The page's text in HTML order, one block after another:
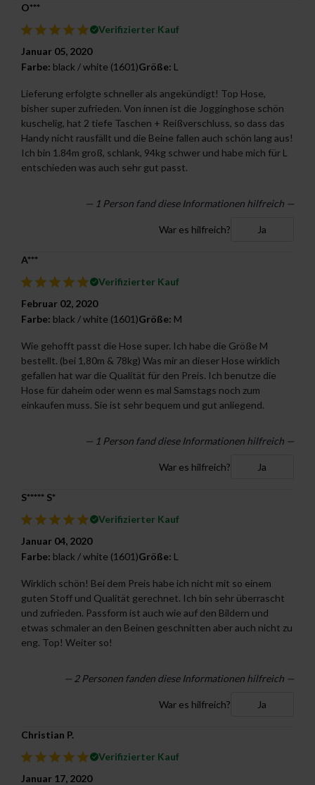
O***
Verifizierter Kauf
Januar 05, 2020
Farbe: black / white (1601)Größe: L
Lieferung erfolgte schneller als angekündigt! Top Hose,
bisher super zufrieden. Von innen ist die Jogginghose schön
kuschelig, hat 2 tiefe Taschen + Reißverschluss, so dass das
Handy nicht rausfällt und die Beine fallen auch schön lang aus!
Ich bin 1.84m groß, schlank, 94kg schwer und habe mich für L
entschieden was auch sehr gut passt.
— 1 Person fand diese Informationen hilfreich —
War es hilfreich? Ja
A***
Verifizierter Kauf
Februar 02, 2020
Farbe: black / white (1601)Größe: M
Wie gehofft passt die Hose super. Ich habe die Größe M
bestellt. (bei 1,80m & 78kg) Was mir an dieser Hose wirklich
gefallen hat war die Qualität für den Preis. Ich benutze die
Hose für daheim oder wenn es mal Samstags noch zum
einkaufen muss. Sie ist sehr bequem und gut anliegend.
— 1 Person fand diese Informationen hilfreich —
War es hilfreich? Ja
S***** S*
Verifizierter Kauf
Januar 04, 2020
Farbe: black / white (1601)Größe: L
Wirklich schön! Bei dem Preis habe ich nicht mit so einem
guten Stoff und Qualität gerechnet. Ich bin sehr überrascht
und zufrieden. Passform ist auch wie auf den Bildern und
etwas schmaler an den Beinen geschnitten aber auch nicht zu
eng. Top! Weiter so!
— 2Personen fanden diese Informationen hilfreich —
War es hilfreich? Ja
Christian P.
Verifizierter Kauf
Januar 17, 2020